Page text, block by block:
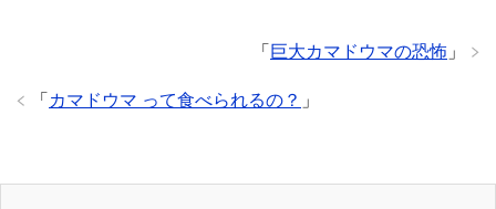
「 巨大カマドウマの恐怖 」
「 カマドウマ って食べられるの？ 」